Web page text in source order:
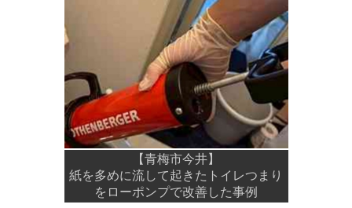
【青梅市今井】
紙を多めに流して起きたトイレつまり
をローポンプで改善した事例